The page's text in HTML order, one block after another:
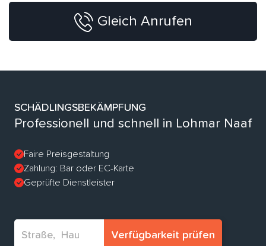
Gleich Anrufen
SCHÄDLINGSBEKÄMPFUNG
Professionell und schnell in Lohmar Naaf
Faire Preisgestaltung
Zahlung: Bar oder EC-Karte
Geprüfte Dienstleister
Verfügbarkeit prüfen